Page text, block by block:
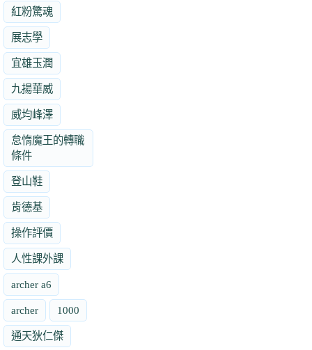
紅粉驚魂
展志學
宜雄玉潤
九揚華威
威均峰澤
怠惰魔王的轉職
條件
登山鞋
肯德基
操作評價
人性課外課
archer a6
archer 1000
通天狄仁傑